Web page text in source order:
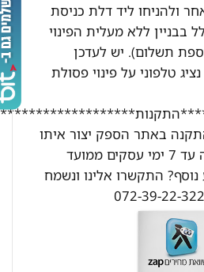
ולהניחו ליד דלת כניסת
קומה 2 כולל בבניין ללא מעלית הפינוי
3 יש תוספת תשלום). יש לעדכן
טלפוני על פינוי פסולת
באתר הספק יצור איתו
קשר ויתאם לו התקנה עד 7 ימי עסקים ממועד
התקשרו אלינו ונשמח